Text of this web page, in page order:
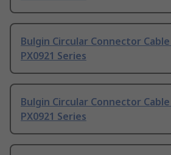
Bulgin Circular Connector
PX0921 Series
Bulgin Circular Connector
PX0921 Series